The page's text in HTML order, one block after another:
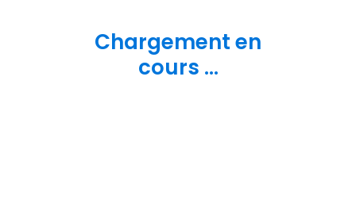
Chargement en
cours ...